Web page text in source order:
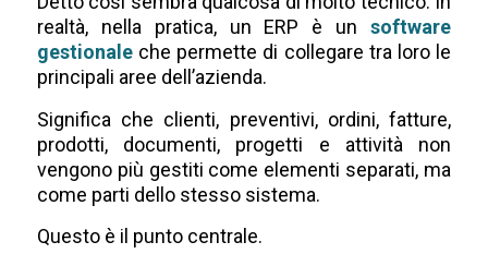
realtà, nella pratica, un ERP è unsoftware
gestionaleche permette di collegare tra loro le
principali aree dell’azienda.
Significa che clienti, preventivi, ordini, fatture,
prodotti, documenti, progetti e attività non
vengono più gestiti come elementi separati, ma
come parti dello stesso sistema.
Questo è il punto centrale.